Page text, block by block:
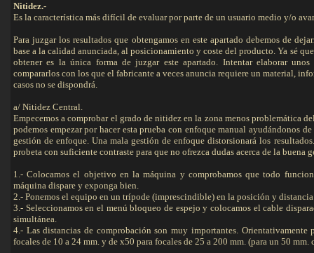
Nitidez.-
Es la característica más difícil de evaluar por parte de un usuario medio y/o
Para juzgar los resultados que obtengamos en este apartado debemos de
base a la calidad anunciada, al posicionamiento y coste del producto. Ya sé
obtener es la única forma de juzgar este apartado. Intentar elaborar
compararlos con los que el fabricante a veces anuncia requiere un material,
casos no se dispondrá.
a/ Nitidez Central.
Empecemos a comprobar el grado de nitidez en la zona menos problemática
podemos empezar por hacer esta prueba con enfoque manual ayudándonos
gestión de enfoque. Una mala gestión de enfoque distorsionará los
probeta con suficiente contraste para que no ofrezca dudas acerca de la buena
1.- Colocamos el objetivo en la máquina y comprobamos que todo
máquina dispare y exponga bien.
2.- Ponemos el equipo en un trípode (imprescindible) en la posición y
3.- Seleccionamos en el menú bloqueo de espejo y colocamos el cable
simultánea.
4.- Las distancias de comprobación son muy importantes.
focales de 10 a 24 mm. y de x50 para focales de 25 a 200 mm. (para un 50 mm.